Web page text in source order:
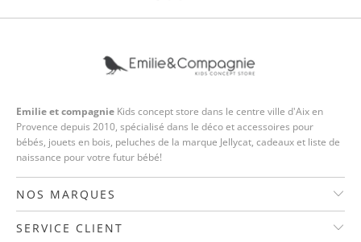
Emilie et compagnie Kids concept store dans le centre ville d'Aix en
Provence depuis 2010, spécialisé dans le déco et accessoires pour
bébés, jouets en bois, peluches de la marque Jellycat, cadeaux et liste de
naissance pour votre futur bébé!
NOS MARQUES
SERVICE CLIENT